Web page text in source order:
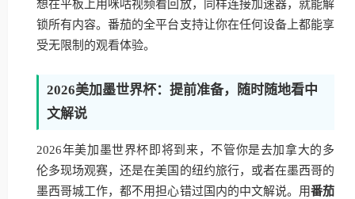
想在平板上用咪咕视频看回放，同样连接加速器，就能解
锁所有内容。番茄的全平台支持让你在任何设备上都能享
受无限制的观看体验。
2026美加墨世界杯：提前准备，随时随地看中
文解说
2026年美加墨世界杯即将到来，不管你是去加拿大的多
伦多现场观赛，还是在美国的纽约旅行，或者在墨西哥的
墨西哥城工作，都不用担心错过国内的中文解说。用番茄